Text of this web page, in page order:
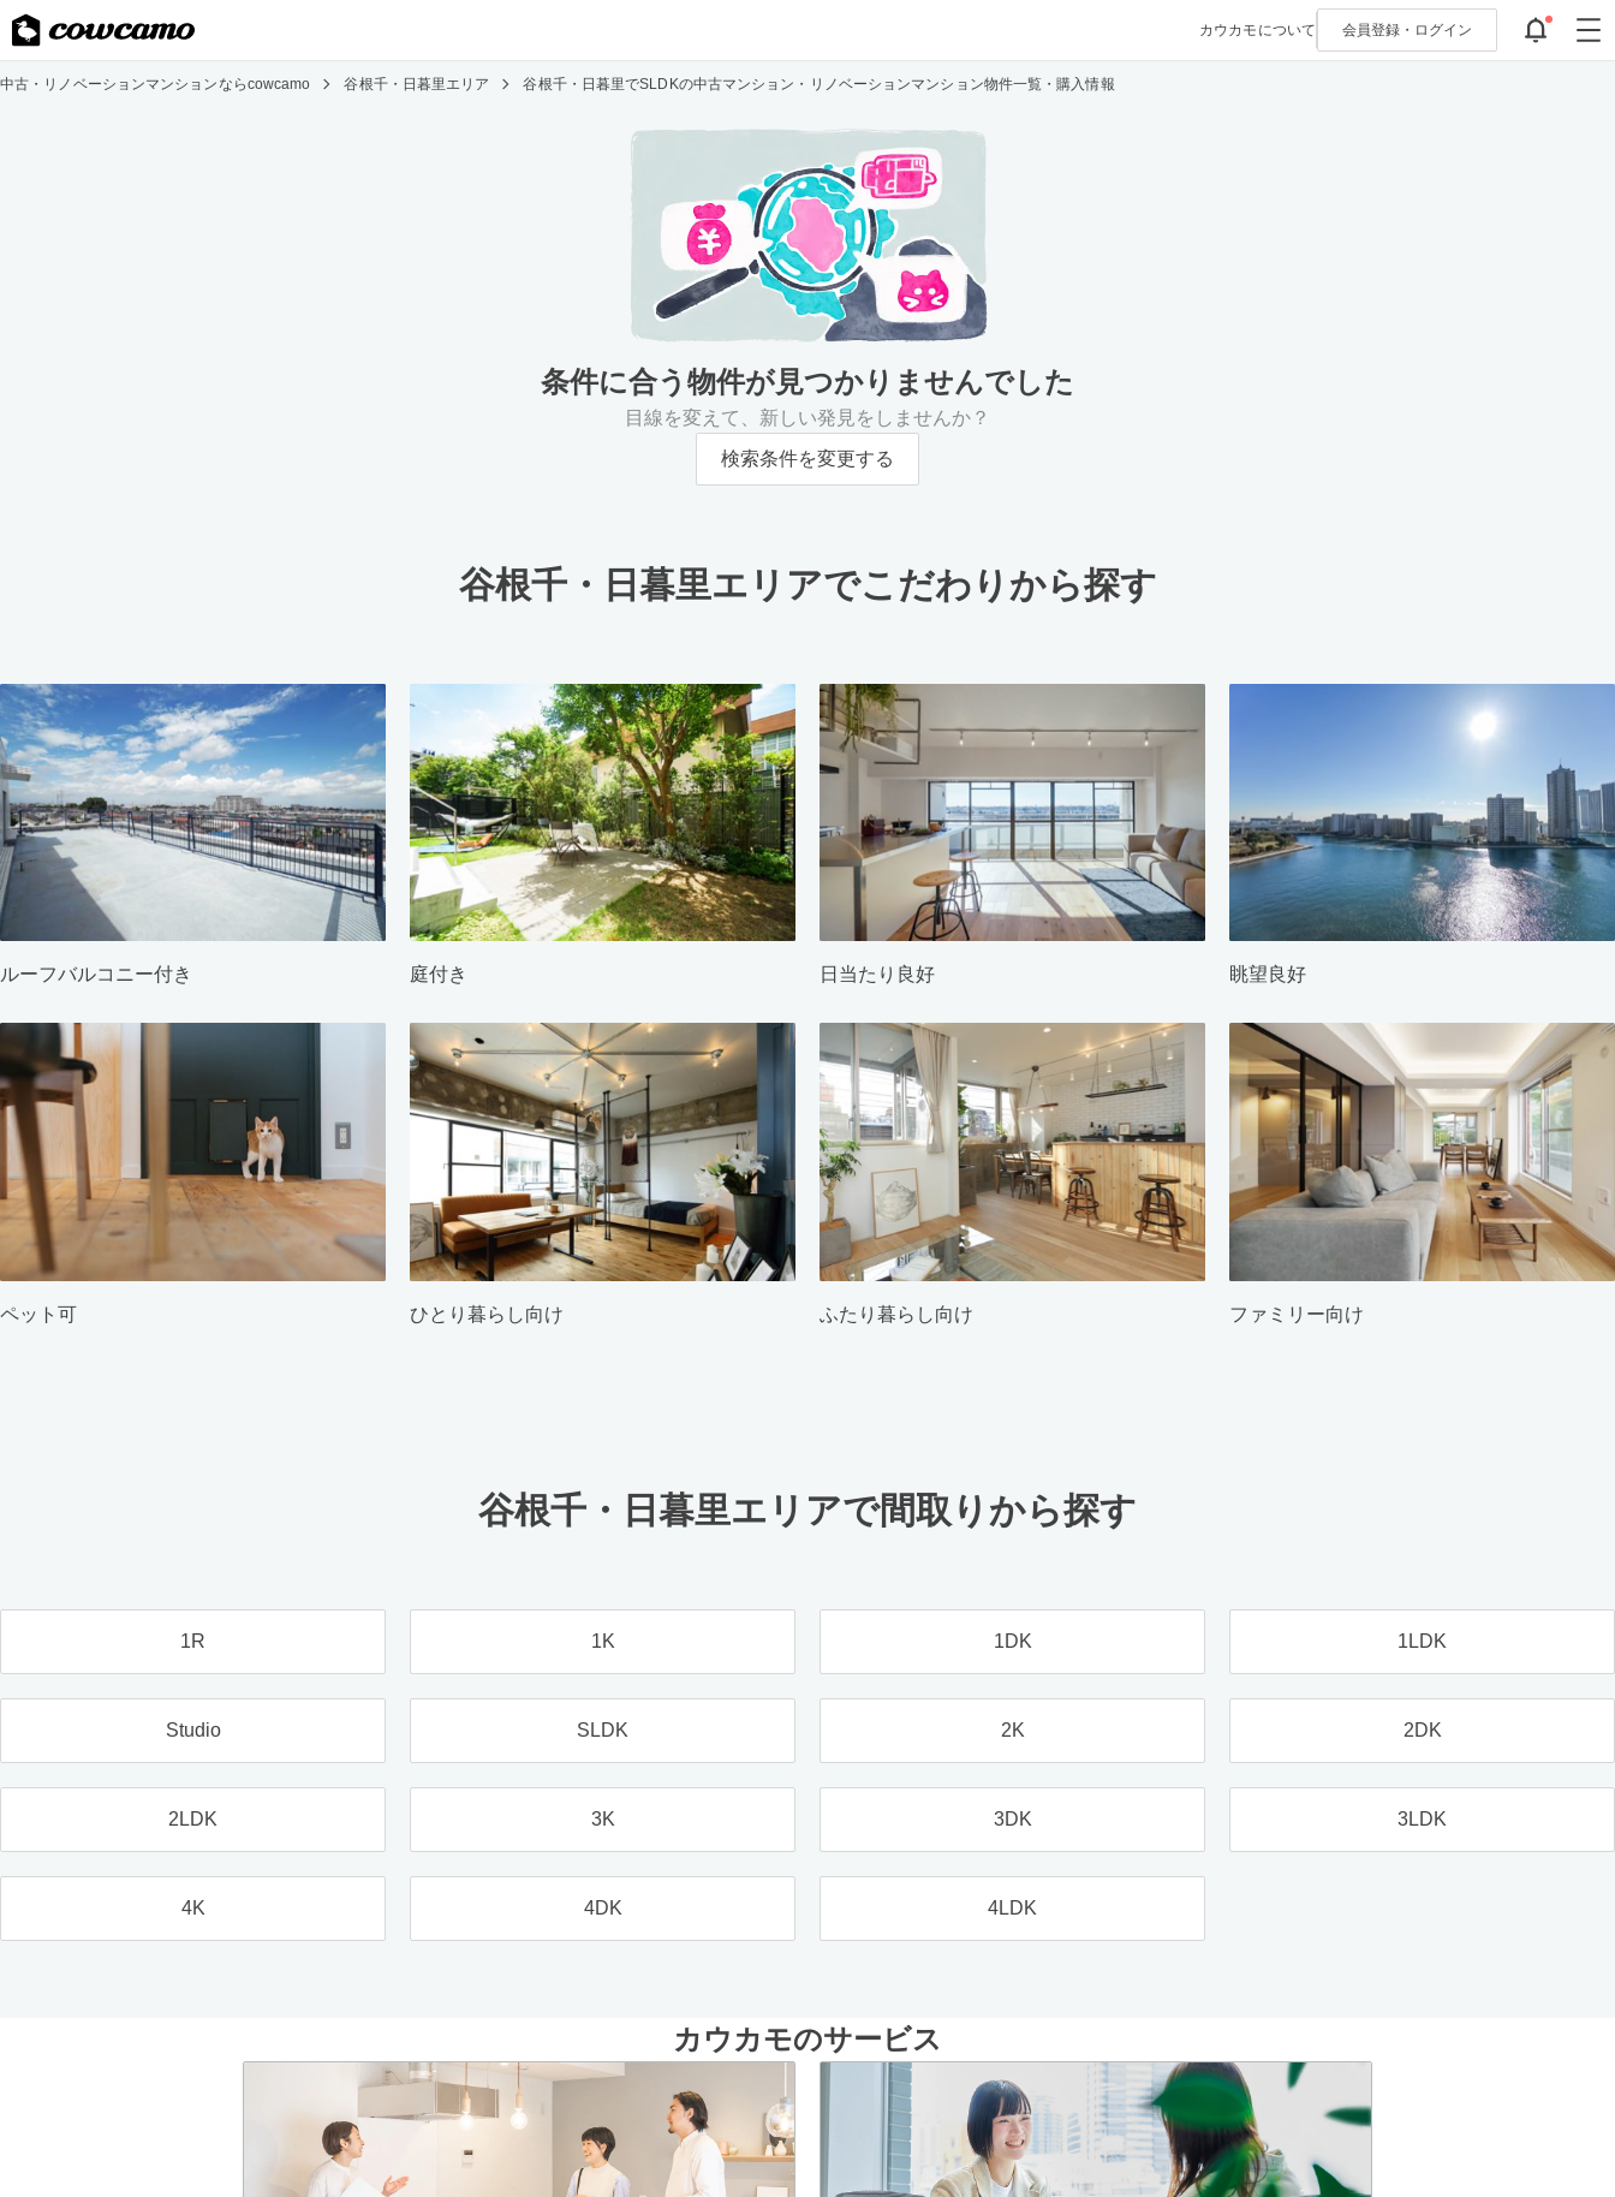
カウカモについて 会員登録・ ログイン
中古・リノベーションマンションならcowcamo 谷根千・日暮里エリア 谷根千・日暮里でSLDKの中古マンション・リノベーションマンション物件一覧・購入情報
条件に合う物件が見つかりませんでした
目線を変えて、新しい発見をしませんか？
検索条件を変更する
谷根千・日暮里エリアでこだわりから探す
ルーフバルコニー付き 庭付き 日当たり良好 眺望良好
ペット可 ひとり暮らし向け ふたり暮らし向け ファミリー向け
谷根千・日暮里エリアで間取りから探す
1R 1K 1DK 1LDK
Studio SLDK 2K 2DK
2LDK 3K 3DK 3LDK
4K 4DK 4LDK
カウカモのサービス